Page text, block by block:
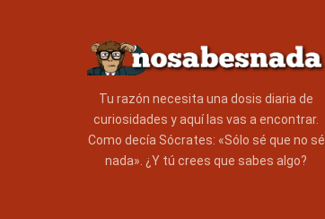
Tu razón necesita una dosis diaria de
curiosidades y aquí las vas a encontrar.
Como decía Sócrates: «Sólo sé que no sé
nada». ¿Y tú crees que sabes algo?